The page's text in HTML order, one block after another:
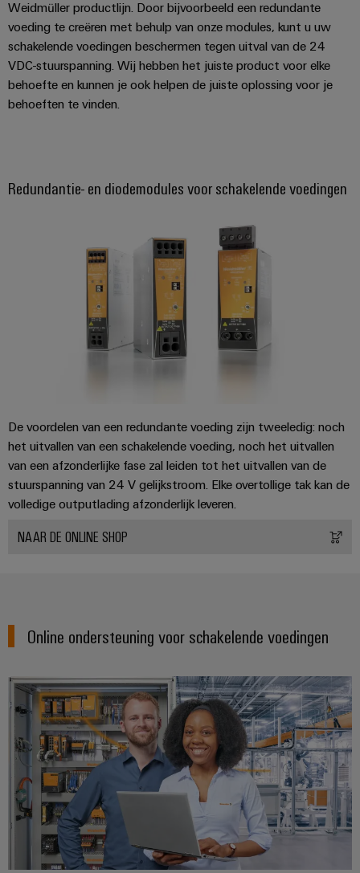
Weidmüller productlijn. Door bijvoorbeeld een redundante
voeding te creëren met behulp van onze modules, kunt u uw
schakelende voedingen beschermen tegen uitval van de 24
VDC-stuurspanning. Wij hebben het juiste product voor elke
behoefte en kunnen je ook helpen de juiste oplossing voor je
behoeften te vinden.
Redundantie- en diodemodules voor schakelende voedingen
De voordelen van een redundante voeding zijn tweeledig: noch
het uitvallen van een schakelende voeding, noch het uitvallen
van een afzonderlijke fase zal leiden tot het uitvallen van de
stuurspanning van 24 V gelijkstroom. Elke overtollige tak kan de
volledige outputlading afzonderlijk leveren.
NAAR DE ONLINE SHOP
Online ondersteuning voor schakelende voedingen